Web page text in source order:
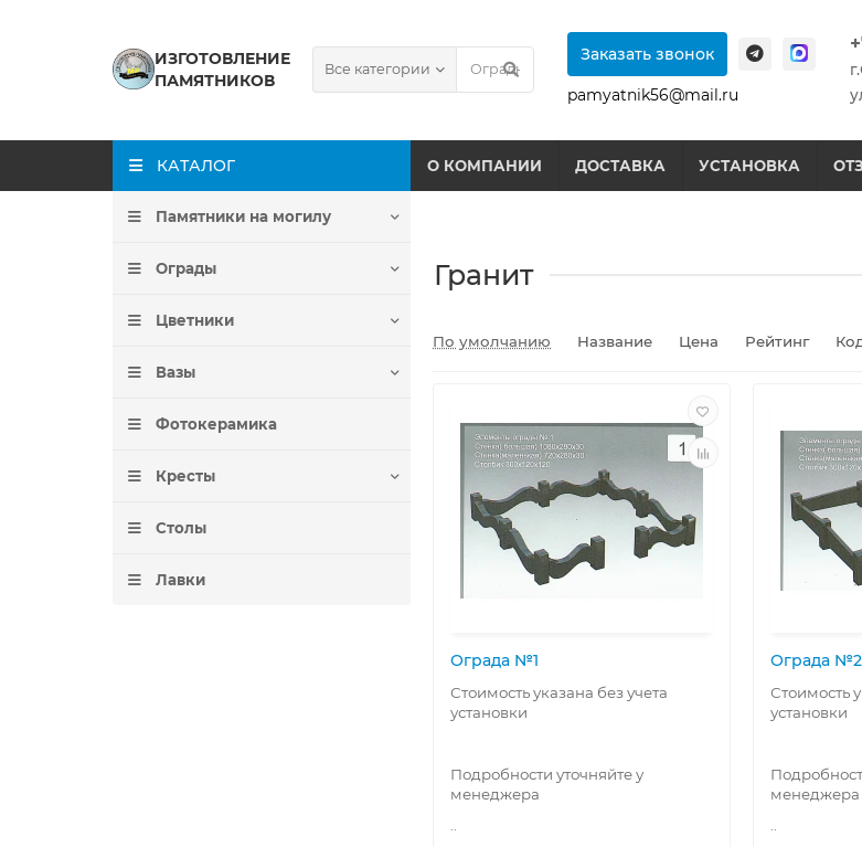
ИЗГОТОВЛЕНИЕ
ПАМЯТНИКОВ
Все категории
Заказать звонок
pamyatnik56@mail.ru
КАТАЛОГ
Памятники на могилу
Ограды
Цветники
Вазы
Фотокерамика
Кресты
Столы
Лавки
О КОМПАНИИ ДОСТАВКА УСТАНОВКА
Гранит
По умолчанию Название Цена Рейтинг
Ограда №1
Стоимость указана без учета
установки
Подробности уточняйте у
менеджера
Ограда №2
Стоимость
установки
менеджера